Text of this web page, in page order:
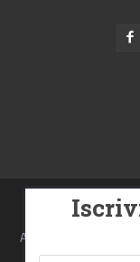
Uomini e
Autorizzazione del